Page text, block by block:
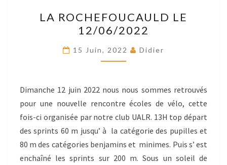
ROCHEFOUCAULD
LE
12/06/2022
LA ROCHEFOUCAULD LE
12/06/2022
15 Juin, 2022 Didier
Dimanche 12 juin 2022 nous nous sommes retrouvés
pour une nouvelle rencontre écoles de vélo, cette
fois-ci organisée par notre club UALR. 13H top départ
des sprints 60 m jusqu’ à la catégorie des pupilles et
80 m des catégories benjamins et minimes. Puis s’ est
enchaîné les sprints sur 200 m. Sous un soleil de